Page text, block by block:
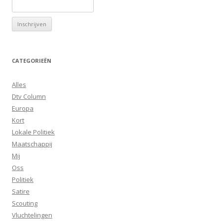
CATEGORIEËN
Alles
Dtv Column
Europa
Kort
Lokale Politiek
Maatschappij
Mij
Oss
Politiek
Satire
Scouting
Vluchtelingen